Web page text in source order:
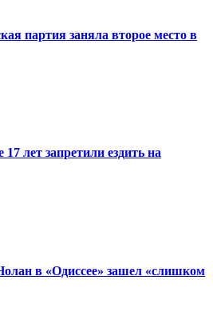
партия заняла второе место в
лет запретили ездить на
в «Одиссее» зашел «слишком